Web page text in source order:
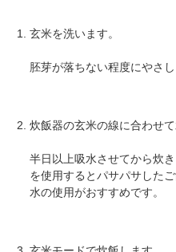
玄米を洗います。
胚芽が落ちない程度にやさ
炊飯器の玄米の線に合わせて
半日以上吸水させてから炊
を使用するとパサパサした
水の使用がおすすめです。